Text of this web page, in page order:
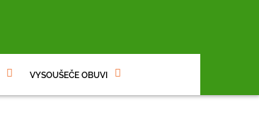
VYSOUŠEČE OBUVI